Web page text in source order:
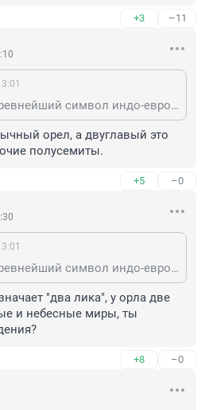
+3 –11
двуглавый орел древнейший символ индо-европейских народов и он символизирует отнюдь не заявленное двуличным Невзоровым двуличие а власть и могущество, восходя к Священной Римской империи. Двуглавый орел стал символом Священной Римской империи из-за его древней символики, связанной с властью и божественностью. Орел двуглавый потому что олицетворяет связь земного и небесного миров.
орел, а двуглавый это
полусемиты.
+5 –0
двуглавый орел древнейший символ индо-европейских народов и он символизирует отнюдь не заявленное двуличным Невзоровым двуличие а власть и могущество, восходя к Священной Римской империи. Двуглавый орел стал символом Священной Римской империи из-за его древней символики, связанной с властью и божественностью. Орел двуглавый потому что олицетворяет связь земного и небесного миров.
"два лика", у орла две
и небесные миры, ты
+8 –0